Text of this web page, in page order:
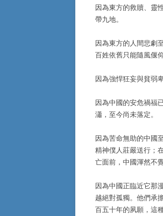
因為東方的救贖、靈
帶九地。
因為東方的人間悲劇
百姓依舊只能隨風偃
因為強悍狂妄與貧弱
因為中國的安危禍福
瀟，至今尚未落定。
因為苦命無助的中國
精神僕人莊嚴送行；
亡面前，中國渾然不
因為中國正臨近它那
越絕對孤獨。他們承
百五十年的夙願，這